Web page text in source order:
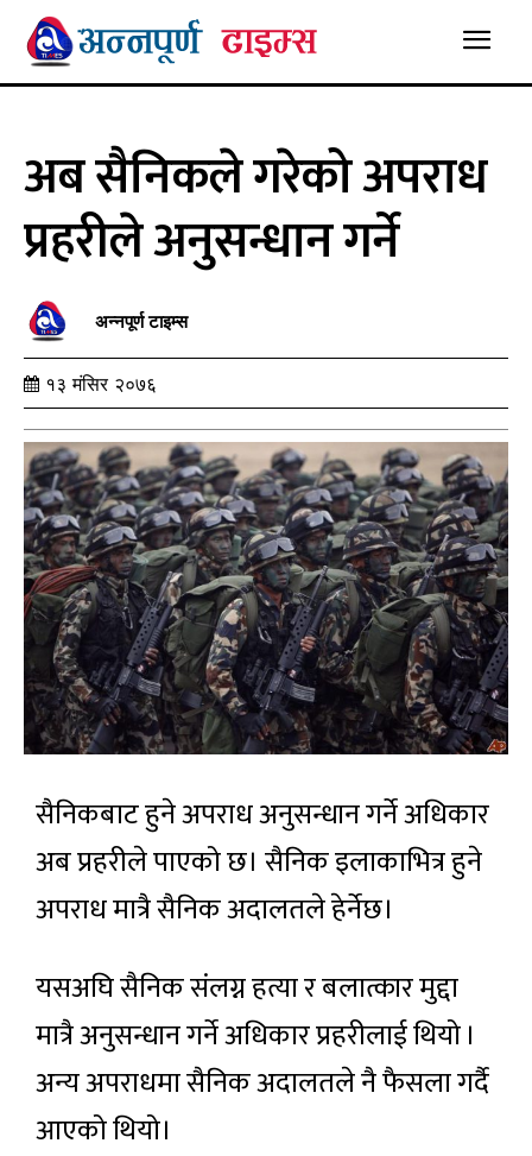
अब सैनिकले गरेको अपराध
प्रहरीले अनुसन्धान गर्ने
अन्नपूर्ण टाइम्स
१३ मंसिर २०७६
सैनिकबाट हुने अपराध अनुसन्धान गर्ने अधिकार
अब प्रहरीले पाएको छ। सैनिक इलाकाभित्र हुने
अपराध मात्रै सैनिक अदालतले हेर्नेछ।
यसअघि सैनिक संलग्न हत्या र बलात्कार मुद्दा
मात्रै अनुसन्धान गर्ने अधिकार प्रहरीलाई थियो ।
अन्य अपराधमा सैनिक अदालतले नै फैसला गर्दै
आएको थियो।